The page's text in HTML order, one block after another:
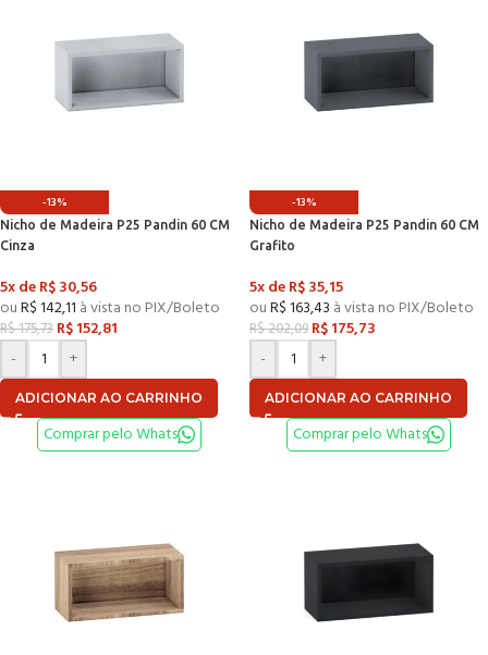
-13%
Nicho de Madeira P25 Pandin 60 CM
Cinza
5x deR$30,56
ouR$142,11 à vista no PIX/Boleto
R$175,73 R$152,81
-
+
ADICIONAR AO CARRINHO
Comprar pelo Whats
-13%
Nicho de Madeira P25 Pandin 60 CM
Grafito
5x deR$35,15
ouR$163,43 à vista no PIX/Boleto
R$202,09 R$175,73
-
+
ADICIONAR AO CARRINHO
Comprar pelo Whats